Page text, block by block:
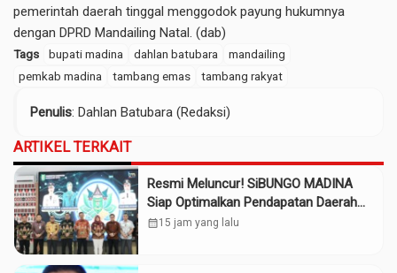
pemerintah daerah tinggal menggodok payung hukumnya
dengan DPRD Mandailing Natal. (dab)
Tags bupati madina dahlan batubara
mandailing
pemkab madina
tambang emas tambang rakyat
Penulis: Dahlan Batubara (Redaksi)
ARTIKEL TERKAIT
Resmi Meluncur! SiBUNGO MADINA
Siap Optimalkan Pendapatan Daerah
Madina
calendar_month15 jam yang lalu